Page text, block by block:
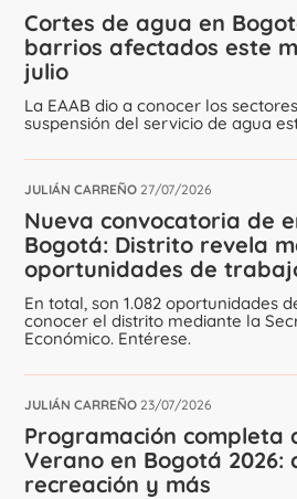
Cortes de agua en
barrios afectados este
julio
La EAAB dio a conocer los
suspensión del servicio de agua
JULIÁN CARREÑO 27/07/2026
Nueva convocatoria de
Bogotá: Distrito revela
oportunidades de
En total, son 1.082 oportunidades
conocer el distrito mediante la
Económico. Entérese.
JULIÁN CARREÑO 23/07/2026
Programación completa
Verano en Bogotá 2026:
recreación y más